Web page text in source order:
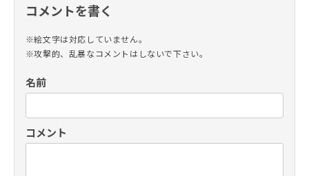
コメントを書く
※絵文字は対応していません。
※攻撃的、乱暴なコメントはしないで下さい。
名前
コメント